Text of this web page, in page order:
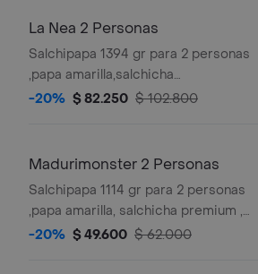
chimichurri,guacamole,pico de gallo. y
La Nea 2 Personas
Salchipapa 1394 gr para 2 personas
,papa amarilla,salchicha
premium,queso gratinado, chorizo
pimienta , salsas verde,ajo,bbq honey
-20% $ 82.250 $ 102.800
Madurimonster 2 Personas
Salchipapa 1114 gr para 2 personas
,papa amarilla, salchicha premium ,
queso gratinado,maduro guayabo, y
-20% $ 49.600 $ 62.000